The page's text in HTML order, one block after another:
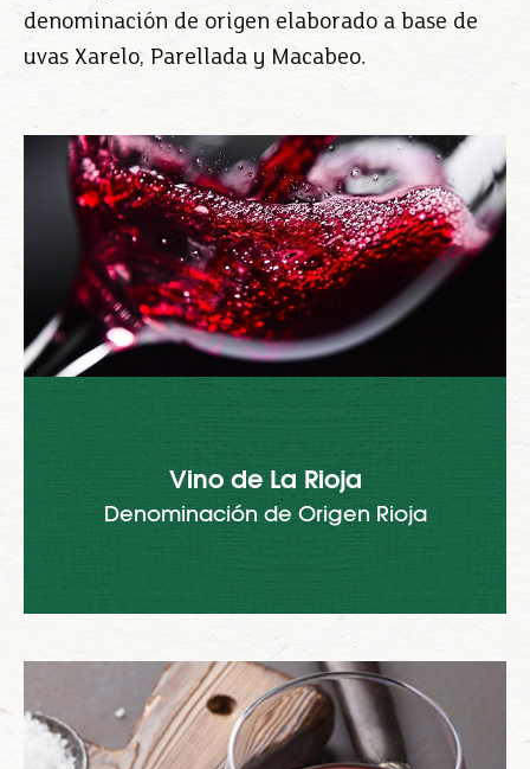
denominación de origen elaborado a base de
uvas Xarelo, Parellada y Macabeo.
Vino de La Rioja
Denominación de Origen Rioja